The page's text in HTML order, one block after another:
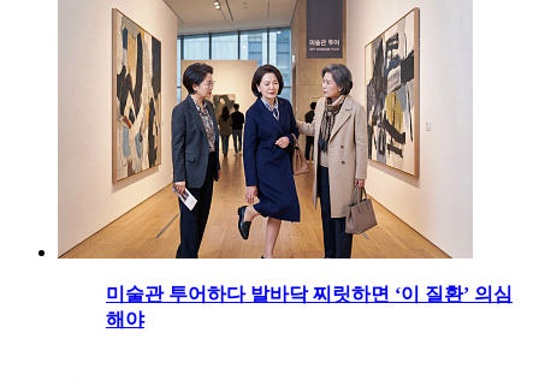
미술관 투어하다 발바닥 찌릿하면 ‘이 질환’ 의심
해야